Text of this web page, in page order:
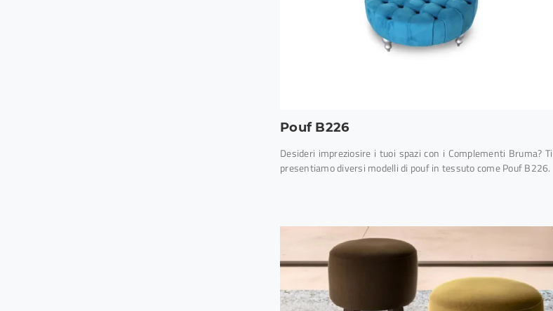
Pouf B226
Desideri impreziosire i tuoi spazi con i Complementi Bruma? Ti
presentiamo diversi modelli di pouf in tessuto come Pouf B226.